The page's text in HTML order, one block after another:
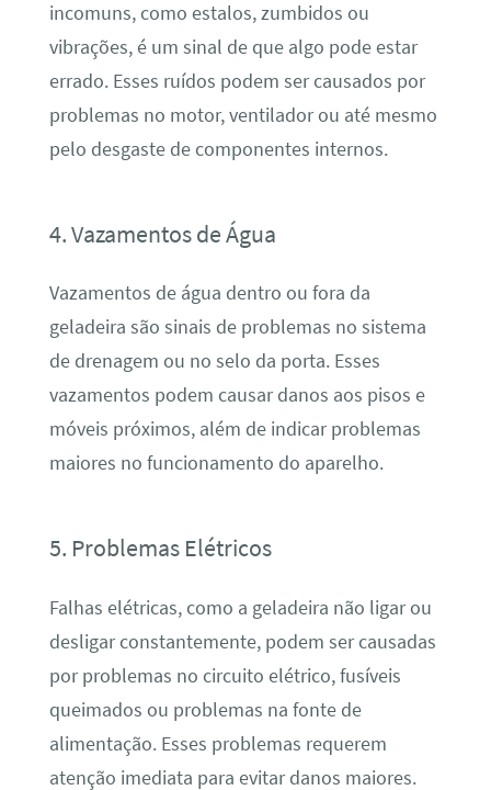
incomuns, como estalos, zumbidos ou
vibrações, é um sinal de que algo pode estar
errado. Esses ruídos podem ser causados por
problemas no motor, ventilador ou até mesmo
pelo desgaste de componentes internos.
4. Vazamentos de Água
Vazamentos de água dentro ou fora da
geladeira são sinais de problemas no sistema
de drenagem ou no selo da porta. Esses
vazamentos podem causar danos aos pisos e
móveis próximos, além de indicar problemas
maiores no funcionamento do aparelho.
5. Problemas Elétricos
Falhas elétricas, como a geladeira não ligar ou
desligar constantemente, podem ser causadas
por problemas no circuito elétrico, fusíveis
queimados ou problemas na fonte de
alimentação. Esses problemas requerem
atenção imediata para evitar danos maiores.